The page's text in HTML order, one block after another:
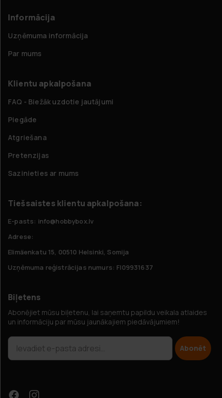
Informācija
Uzņēmuma informācija
Par mums
Klientu apkalpošana
FAQ - Biežāk uzdotie jautājumi
Piegāde
Atgriešana
Pretenzijas
Sazinieties ar mums
Tiešsaistes klientu apkalpošana:
E-pasts: info@hobbybox.lv
Adrese:
Elimäenkatu 15, 00510 Helsinki, Somija
Uzņēmuma reģistrācijas numurs: FI09931637
Biļetens
Abonējiet mūsu biļetenu, lai saņemtu papildu veikala atlaides
un informāciju par mūsu jaunākajiem piedāvājumiem!
Abonēt